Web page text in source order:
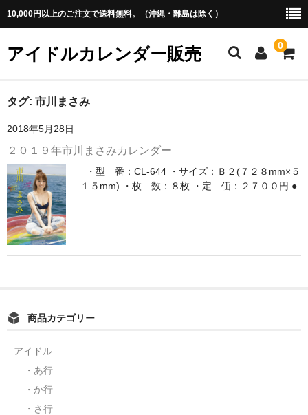
10,000円以上のご注文で送料無料。（沖縄・離島は除く）
アイドルカレンダー販売 0
ホーム
アイドル
・あ行
・か行
・さ行
・た行
女子アナウンサー
タグ: 市川まさみ
2018年5月28日
２０１９年市川まさみカレンダー
・型 番：CL-644 ・サイズ：Ｂ２(７２８mm×５
１５mm) ・枚 数：８枚 ・定 価：２７００円 ●
商品カテゴリー
アイドル
・あ行
・か行
・さ行